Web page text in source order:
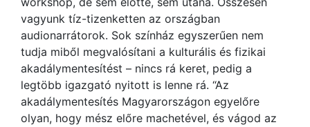
vagyunk tíz-tizenketten az országban
audionarrátorok. Sok színház egyszerűen nem
tudja miből megvalósítani a kulturális és fizikai
akadálymentesítést – nincs rá keret, pedig a
legtöbb igazgató nyitott is lenne rá. “Az
akadálymentesítés Magyarországon egyelőre
olyan, hogy mész előre machetével, és vágod az